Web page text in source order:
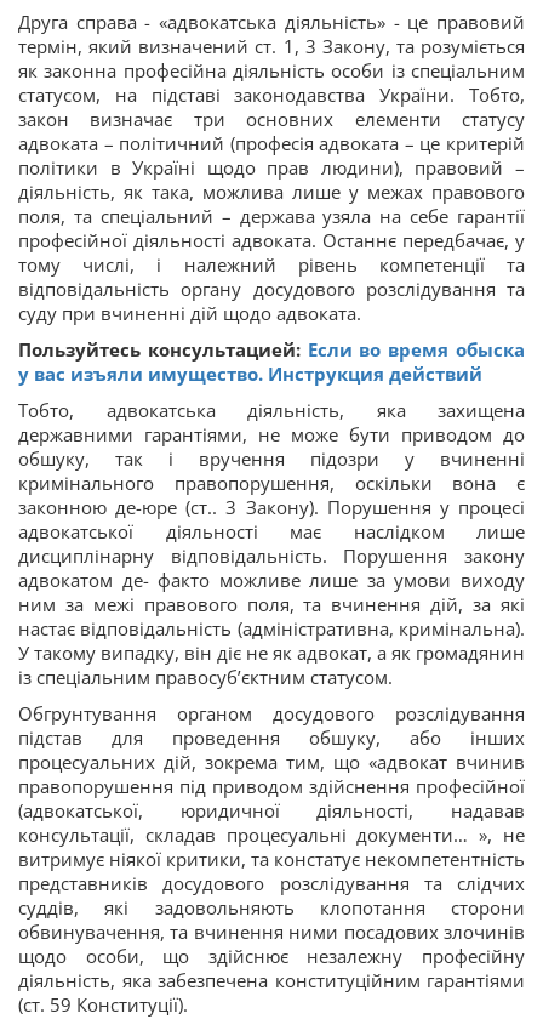
Друга справа - «адвокатська діяльність» - це правовий
термін, який визначений ст. 1, 3 Закону, та розуміється
як законна професійна діяльність особи із спеціальним
статусом, на підставі законодавства України. Тобто,
закон визначає три основних елементи статусу
адвоката – політичний (професія адвоката – це критерій
політики в Україні щодо прав людини), правовий –
діяльність, як така, можлива лише у межах правового
поля, та спеціальний – держава узяла на себе гарантії
професійної діяльності адвоката. Останнє передбачає, у
тому числі, і належний рівень компетенції та
відповідальність органу досудового розслідування та
суду при вчиненні дій щодо адвоката.
Пользуйтесь консультацией: Если во время обыска
у вас изъяли имущество. Инструкция действий
Тобто, адвокатська діяльність, яка захищена
державними гарантіями, не може бути приводом до
обшуку, так і вручення підозри у вчиненні
кримінального правопорушення, оскільки вона є
законною де-юре (ст.. 3 Закону). Порушення у процесі
адвокатської діяльності має наслідком лише
дисциплінарну відповідальність. Порушення закону
адвокатом де- факто можливе лише за умови виходу
ним за межі правового поля, та вчинення дій, за які
настає відповідальність (адміністративна, кримінальна).
У такому випадку, він діє не як адвокат, а як громадянин
із спеціальним правосуб’єктним статусом.
Обгрунтування органом досудового розслідування
підстав для проведення обшуку, або інших
процесуальних дій, зокрема тим, що «адвокат вчинив
правопорушення під приводом здійснення професійної
(адвокатської, юридичної діяльності, надавав
консультації, складав процесуальні документи… », не
витримує ніякої критики, та констатує некомпетентність
представників досудового розслідування та слідчих
суддів, які задовольняють клопотання сторони
обвинувачення, та вчинення ними посадових злочинів
щодо особи, що здійснює незалежну професійну
діяльність, яка забезпечена конституційним гарантіями
(ст. 59 Конституції).